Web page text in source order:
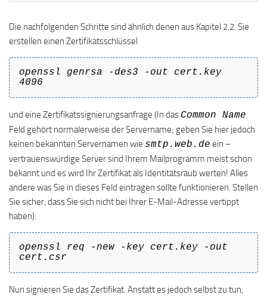
Die nachfolgenden Schritte sind ähnlich denen aus Kapitel 2.2. Sie
erstellen einen Zertifikatsschlüssel
openssl genrsa -des3 -out cert.key
4096
und eine Zertifikatssignierungsanfrage (In das Common Name
Feld gehört normalerweise der Servername; geben Sie hier jedoch
keinen bekannten Servernamen wie smtp.web.de ein –
vertrauenswürdige Server sind Ihrem Mailprogramm meist schon
bekannt und es wird Ihr Zertifikat als Identitätsraub werten! Alles
andere was Sie in dieses Feld eintragen sollte funktionieren. Stellen
Sie sicher, dass Sie sich nicht bei Ihrer E-Mail-Adresse vertippt
haben):
openssl req -new -key cert.key -out
cert.csr
Nun signieren Sie das Zertifikat. Anstatt es jedoch selbst zu tun,